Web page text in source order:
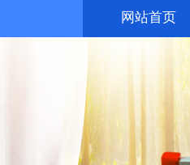
网站首页